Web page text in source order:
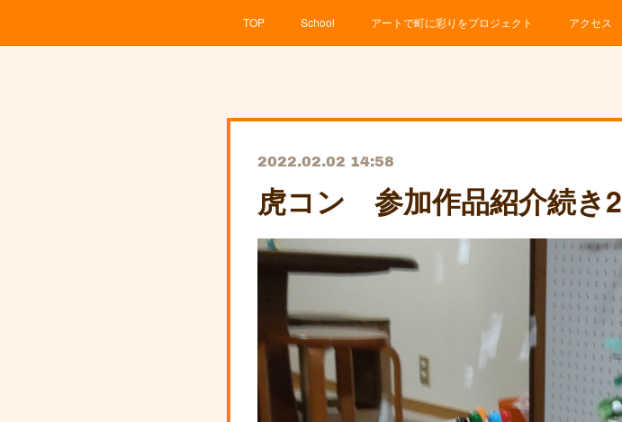
TOP School アートで町に彩りをプロジェクト アクセス
2022.02.02 14:58
虎コン 参加作品紹介続き2